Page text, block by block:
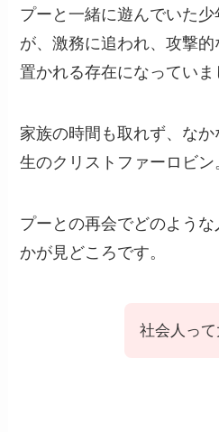
プーと一緒に遊んでいた
が、激務に追われ、攻撃
置かれる存在になっていま
家族の時間も取れず、な
生のクリストファーロビン
プーとの再会でどのよう
かが見どころです。
社会人って